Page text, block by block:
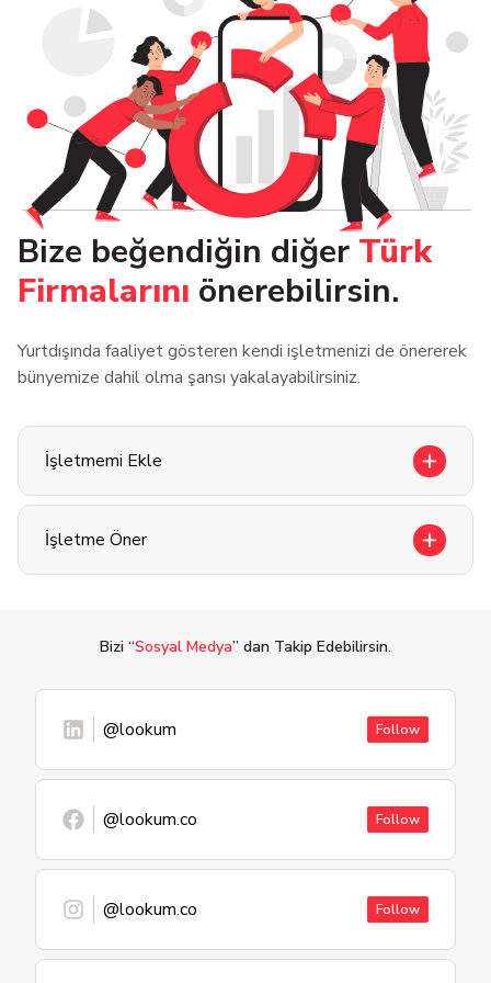
Bize beğendiğin diğer Türk
Firmalarını önerebilirsin.
Yurtdışında faaliyet gösteren kendi işletmenizi de önererek
bünyemize dahil olma şansı yakalayabilirsiniz.
İşletmemi Ekle
İşletme Öner
Bizi “Sosyal Medya” dan Takip Edebilirsin.
@lookum Follow
@lookum.co Follow
@lookum.co Follow